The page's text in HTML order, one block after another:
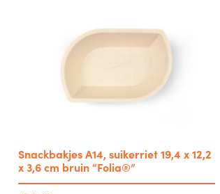
Snackbakjes A14, suikerriet 19,4 x 12,2
x 3,6 cm bruin “Folia®”